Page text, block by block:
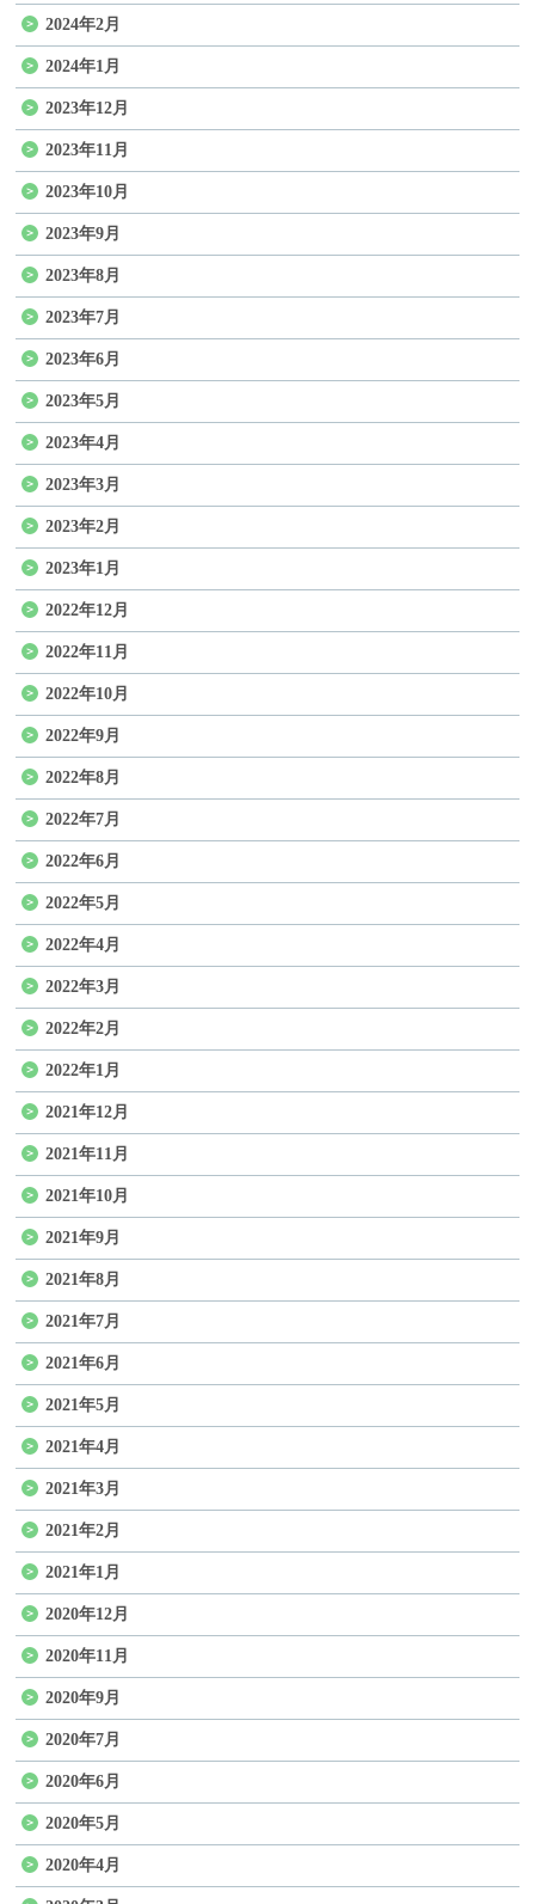
2024年2月
2024年1月
2023年12月
2023年11月
2023年10月
2023年9月
2023年8月
2023年7月
2023年6月
2023年5月
2023年4月
2023年3月
2023年2月
2023年1月
2022年12月
2022年11月
2022年10月
2022年9月
2022年8月
2022年7月
2022年6月
2022年5月
2022年4月
2022年3月
2022年2月
2022年1月
2021年12月
2021年11月
2021年10月
2021年9月
2021年8月
2021年7月
2021年6月
2021年5月
2021年4月
2021年3月
2021年2月
2021年1月
2020年12月
2020年11月
2020年9月
2020年7月
2020年6月
2020年5月
2020年4月